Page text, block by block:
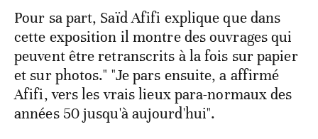
Pour sa part, Saïd Afifi explique que dans
cette exposition il montre des ouvrages qui
peuvent être retranscrits à la fois sur papier
et sur photos." "Je pars ensuite, a affirmé
Afifi, vers les vrais lieux para-normaux des
années 50 jusqu'à aujourd'hui".